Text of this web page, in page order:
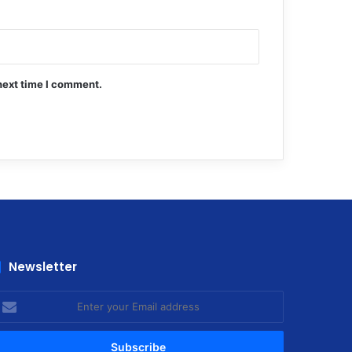
time I comment.
Newsletter